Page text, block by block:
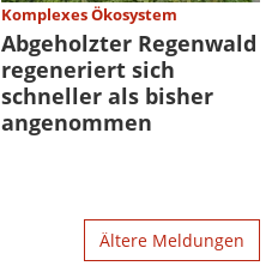
Komplexes Ökosystem
Abgeholzter Regenwald
regeneriert sich
schneller als bisher
angenommen
Ältere Meldungen